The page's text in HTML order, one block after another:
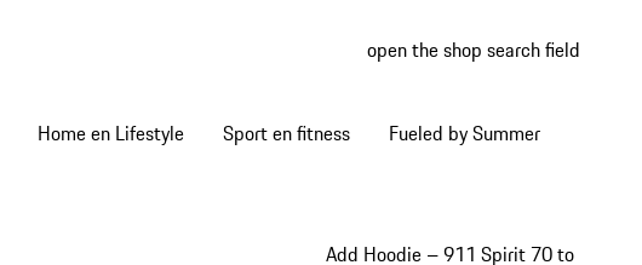
open the shop search field
Home en Lifestyle Sport en fitness Fueled by Summer
Add Hoodie – 911 Spirit 70 to